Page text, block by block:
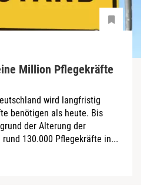
Million Pflegekräfte
wird langfristig
benötigen als heute. Bis
der Alterung der
130.000 Pflegekräfte in...